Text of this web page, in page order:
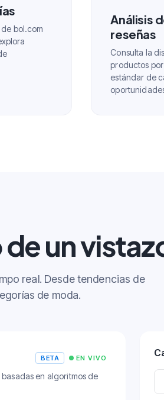
bol.com
Análisis
reseñas
Consulta la
productos
estándar de
un
real. Desde tendencias de
de moda.
BETA EN VIVO
en algoritmos de